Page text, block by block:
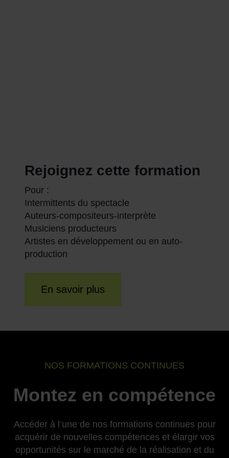
Rejoignez cette formation
Pour :
Intermittents du spectacle
Auteurs-compositeurs-interprète
Musiciens producteurs
Artistes en développement ou en auto-
production
En savoir plus
NOS FORMATIONS CONTINUES
Montez en compétence
Accéder à l’une de nos formations continues pour
acquérir de nouvelles compétences et élargir vos
opportunités sur le marché de la réalisation et du